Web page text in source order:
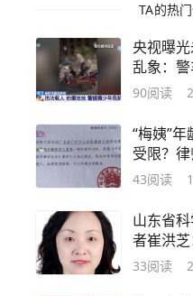
TA的热
央视曝
乱象：
电动车、
90阅读
“梅姨”
受限？
43阅读
山东省
者崔洪
业，就是
33阅读